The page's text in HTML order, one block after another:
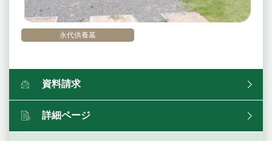
永代供養墓
資料請求
詳細ページ